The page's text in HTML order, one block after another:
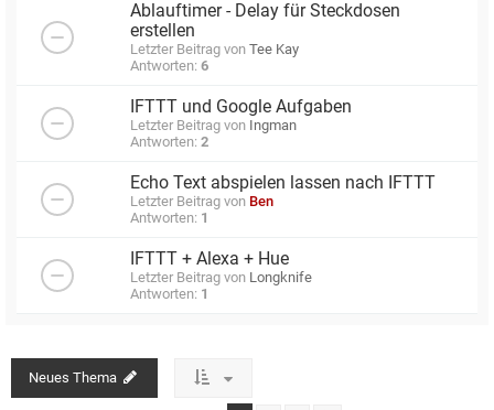
Ablauftimer - Delay für Steckdosen
erstellen
Letzter Beitrag von Tee Kay
Antworten: 6
IFTTT und Google Aufgaben
Letzter Beitrag von Ingman
Antworten: 2
Echo Text abspielen lassen nach IFTTT
Letzter Beitrag von Ben
Antworten: 1
IFTTT + Alexa + Hue
Letzter Beitrag von Longknife
Antworten: 1
Neues Thema